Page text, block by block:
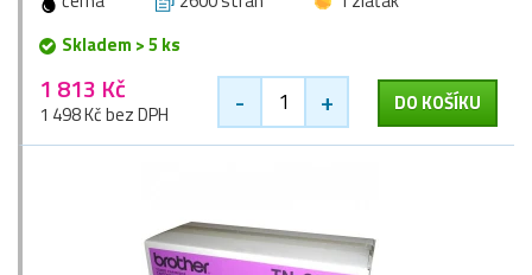
Skladem > 5 ks
1 813 Kč
1 498 Kč bez DPH - + DO KOŠÍKU